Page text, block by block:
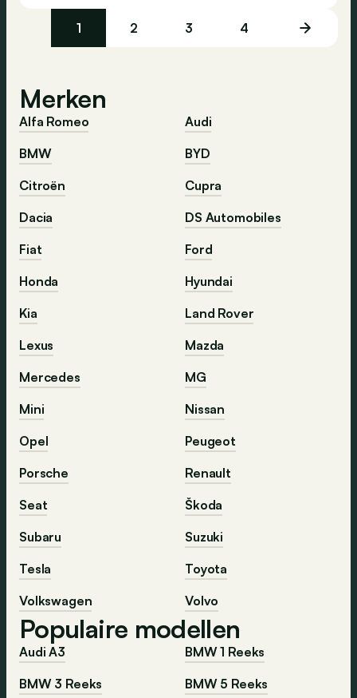
1 2 3 4
Merken
Alfa Romeo
Audi
BMW
BYD
Citroën
Cupra
Dacia
DS Automobiles
Fiat
Ford
Honda
Hyundai
Kia
Land Rover
Lexus
Mazda
Mercedes
MG
Mini
Nissan
Opel
Peugeot
Porsche
Renault
Seat
Škoda
Subaru
Suzuki
Tesla
Toyota
Volkswagen
Volvo
Populaire modellen
Audi A3
BMW 1 Reeks
BMW 3 Reeks
BMW 5 Reeks